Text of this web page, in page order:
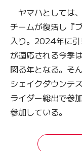
ヤマハとしては
チームが復活し『
入り。2024年に引
が適応される今季
図る年となる。そ
シェイクダウンテ
ライダー総出で参
参加している。